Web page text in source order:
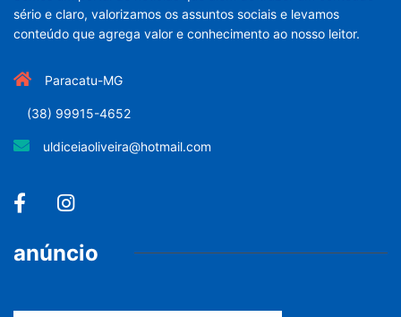
sério e claro, valorizamos os assuntos sociais e levamos
conteúdo que agrega valor e conhecimento ao nosso leitor.
Paracatu-MG
(38) 99915-4652
uldiceiaoliveira@hotmail.com
anúncio